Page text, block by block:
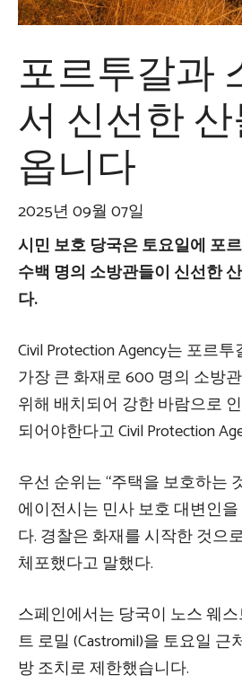
포르투갈과
서 신선한
옵니다
2025년 09월 07일
시민 보호 당국은 토요일에 포
수백 명의 소방관들이 신선한
다.
Civil Protection Agency는 포르
가장 큰 화재로 600 명의 소방
위해 배치되어 강한 바람으로
되어야한다고 Civil Protection
우선 순위는 “주택을 보호하는
에이전시는 민사 보호 대변인
다. 경찰은 화재를 시작한 것으
체포했다고 말했다.
스페인에서는 당국이 노스 웨
트 로밀 (Castromil)을 토요일 근
방 조치로 제한했습니다.